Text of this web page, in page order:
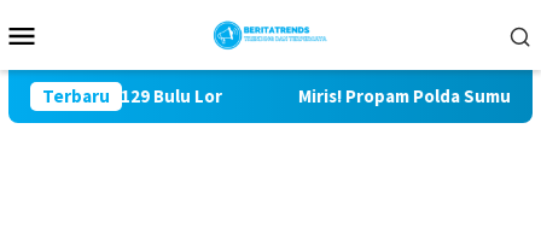
ke
Mobile
Terbaru
ke 129 Bulu Lor Miris! Propam Polda Sumut dan